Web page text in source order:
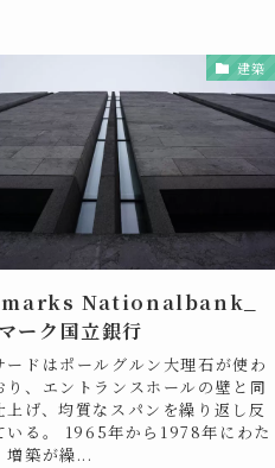
建築
Nationalbank_
ーク国立銀行
ードはポールグルン大理石が使わ
り、エントランスホールの壁と同
上げ、均質なスパンを繰り返し反
いる。 1965年から1978年にわた
増築が繰...